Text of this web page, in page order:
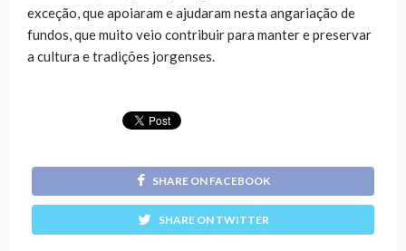
exceção, que apoiaram e ajudaram nesta angariação de
fundos, que muito veio contribuir para manter e preservar
a cultura e tradições jorgenses.
SHARE ON FACEBOOK
SHARE ON TWITTER